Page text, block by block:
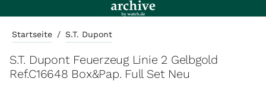
Startseite / S.T. Dupont
S.T. Dupont Feuerzeug Linie 2 Gelbgold
Ref.C16648 Box&Pap. Full Set Neu